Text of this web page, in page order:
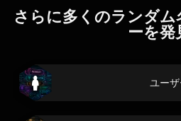
さらに多くのランダム
ーを発
ユー